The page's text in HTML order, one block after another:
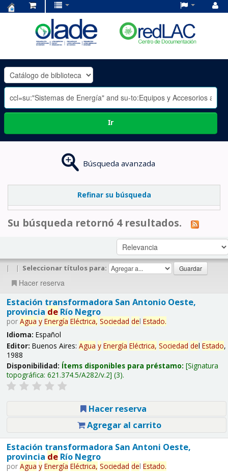
OLADE
-
Ir
Búsqueda avanzada
Refinar su búsqueda
Su búsqueda retornó 4 resultados.
| | Seleccionar títulos para:
Hacer reserva
Estación transformadora San Antonio Oeste,
provincia deRío Negro
por Agua y Energía Eléctrica, Sociedad del Estado.
Idioma: Español
Editor: Buenos Aires: Agua y Energía Eléctrica, Sociedad del Estado,
1988
Disponibilidad: Ítems disponibles para préstamo: Signatura
topográfica: 621.374.5/A282/v.2 (3).
Hacer reserva
Agregar al carrito
Estación transformadora San Antoni Oeste,
provincia deRío Negro
por Agua y Energía Eléctrica, Sociedad del Estado.